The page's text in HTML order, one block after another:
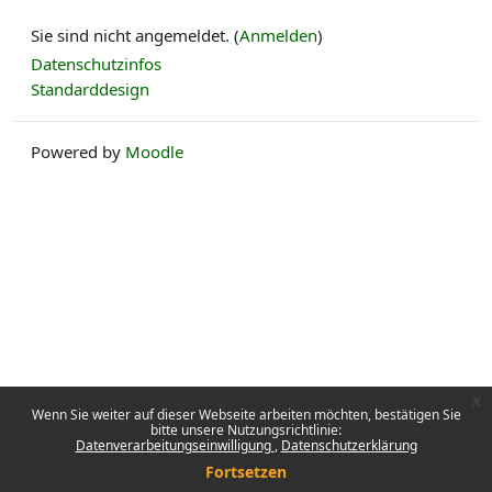
Wenn Sie weiter auf dieser Webseite arbeiten möchten, bestätigen Sie
bitte unsere Nutzungsrichtlinie:
Datenverarbeitungseinwilligung Datenschutzerklärung
Fortsetzen
Sie sind nicht angemeldet. (Anmelden)
Datenschutzinfos
Standarddesign
Powered by Moodle